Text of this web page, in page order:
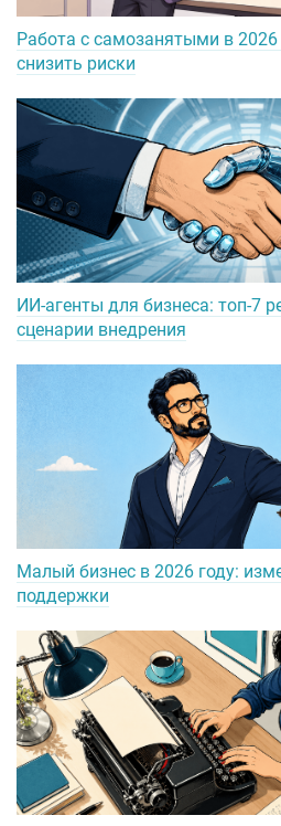
Работа с самозанятыми в 2026
снизить риски
ИИ-агенты для бизнеса: топ-7
сценарии внедрения
Малый бизнес в 2026 году:
поддержки